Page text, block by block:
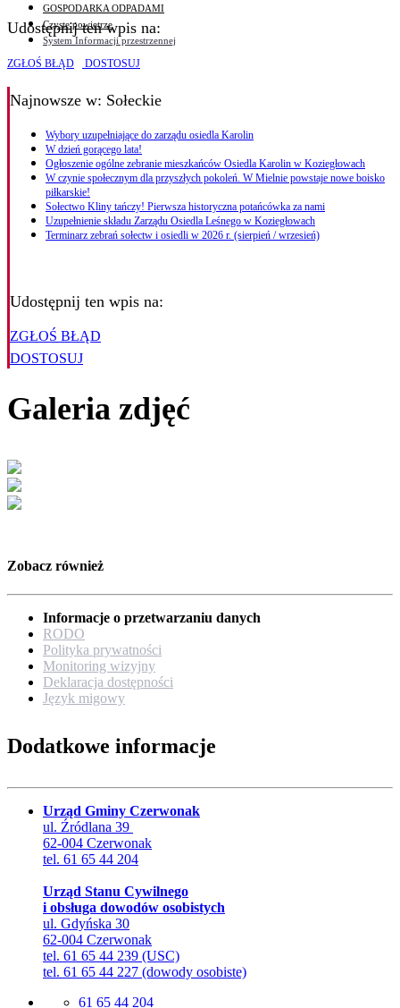
GOSPODARKA ODPADAMI
Czyste powietrze
System Informacji przestrzennej
Udostępnij ten wpis na:
ZGŁOŚ BŁĄD DOSTOSUJ
Najnowsze w: Sołeckie
Wybory uzupełniające do zarządu osiedla Karolin
W dzień gorącego lata!
Ogłoszenie ogólne zebranie mieszkańców Osiedla Karolin w Koziegłowach
W czynie społecznym dla przyszłych pokoleń. W Mielnie powstaje nowe boisko
piłkarskie!
Sołectwo Kliny tańczy! Pierwsza historyczna potańcówka za nami
Uzupełnienie składu Zarządu Osiedla Leśnego w Koziegłowach
Terminarz zebrań sołectw i osiedli w 2026 r. (sierpień / wrzesień)
Udostępnij ten wpis na:
ZGŁOŚ BŁĄD
DOSTOSUJ
Galeria zdjęć
Zobacz również
Informacje o przetwarzaniu danych
RODO
Polityka prywatności
Monitoring wizyjny
Deklaracja dostępności
Język migowy
Dodatkowe informacje
Urząd Gminy Czerwonak
ul. Źródlana 39
62-004 Czerwonak
tel. 61 65 44 204
Urząd Stanu Cywilnego
i obsługa dowodów osobistych
ul. Gdyńska 30
62-004 Czerwonak
tel. 61 65 44 239 (USC)
tel. 61 65 44 227 (dowody osobiste)
61 65 44 204